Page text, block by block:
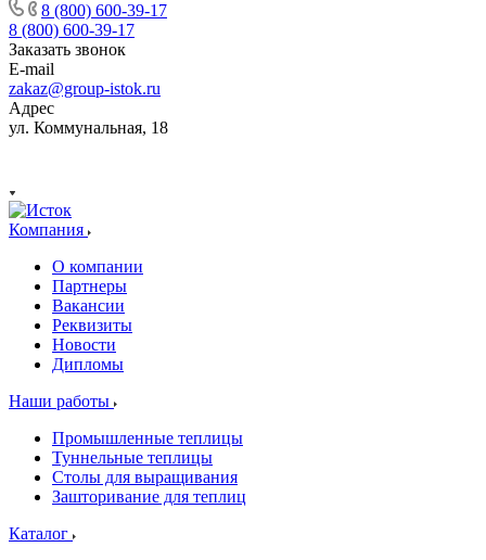
8 (800) 600-39-17
8 (800) 600-39-17
Заказать звонок
E-mail
zakaz@group-istok.ru
Адрес
ул. Коммунальная, 18
Компания
О компании
Партнеры
Вакансии
Реквизиты
Новости
Дипломы
Наши работы
Промышленные теплицы
Туннельные теплицы
Столы для выращивания
Зашторивание для теплиц
Каталог